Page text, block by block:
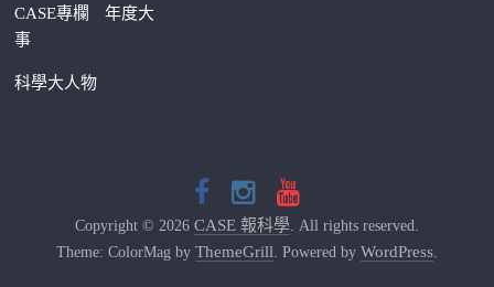
CASE專欄
年度大
事
科學大人物
Copyright © 2026 CASE 報科學. All rights reserved.
Theme: ColorMag by ThemeGrill. Powered by WordPress.